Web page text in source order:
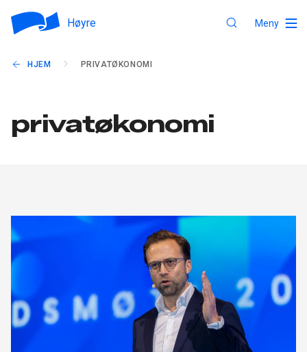
Høyre Meny
HJEM PRIVATØKONOMI
privatøkonomi